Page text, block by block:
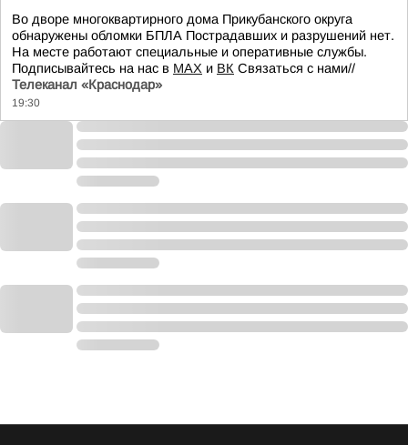
Во дворе многоквартирного дома Прикубанского округа
обнаружены обломки БПЛА Пострадавших и разрушений нет.
На месте работают специальные и оперативные службы.
Подписывайтесь на нас в МАХ и ВК Связаться с нами//
Телеканал «Краснодар»
19:30